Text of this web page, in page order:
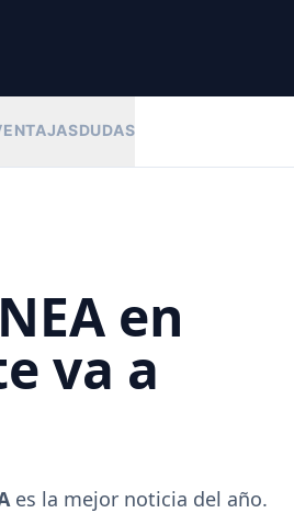
DUDAS
en
va a
es la mejor noticia del año.